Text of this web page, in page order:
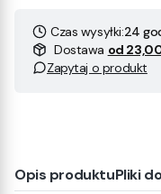
Czas wysyłki:24
Dostawa od
Zapytaj o produkt
Opis produktuPliki